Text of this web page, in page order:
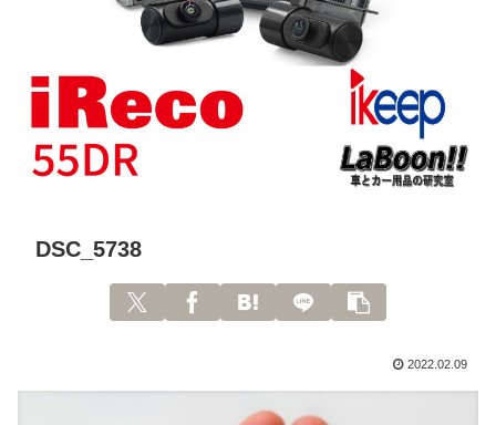
DSC_5738
2022.02.09